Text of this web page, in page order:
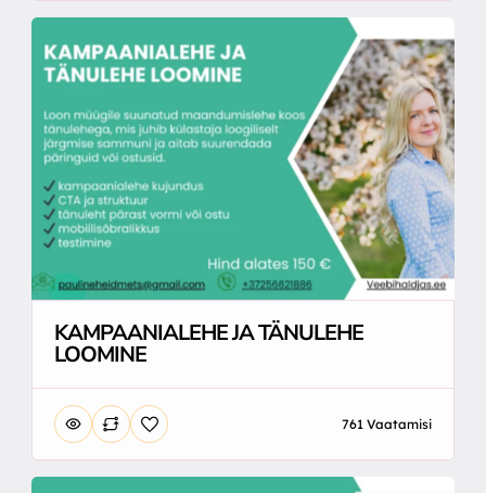
KAMPAANIALEHE JA TÄNULEHE
LOOMINE
761 Vaatamisi